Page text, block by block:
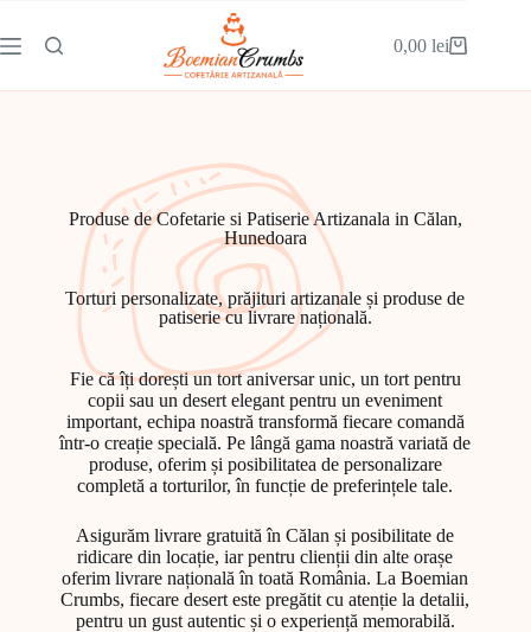
0,00lei
Produse de Cofetarie si Patiserie Artizanala in Călan,
Hunedoara
Torturi personalizate, prăjituri artizanale și produse de
patiserie cu livrare națională.
Fie că îți dorești un tort aniversar unic, un tort pentru
copii sau un desert elegant pentru un eveniment
important, echipa noastră transformă fiecare comandă
într-o creație specială. Pe lângă gama noastră variată de
produse, oferim și posibilitatea de personalizare
completă a torturilor, în funcție de preferințele tale.
Asigurăm livrare gratuită în Călan și posibilitate de
ridicare din locație, iar pentru clienții din alte orașe
oferim livrare națională în toată România. La Boemian
Crumbs, fiecare desert este pregătit cu atenție la detalii,
pentru un gust autentic și o experiență memorabilă.